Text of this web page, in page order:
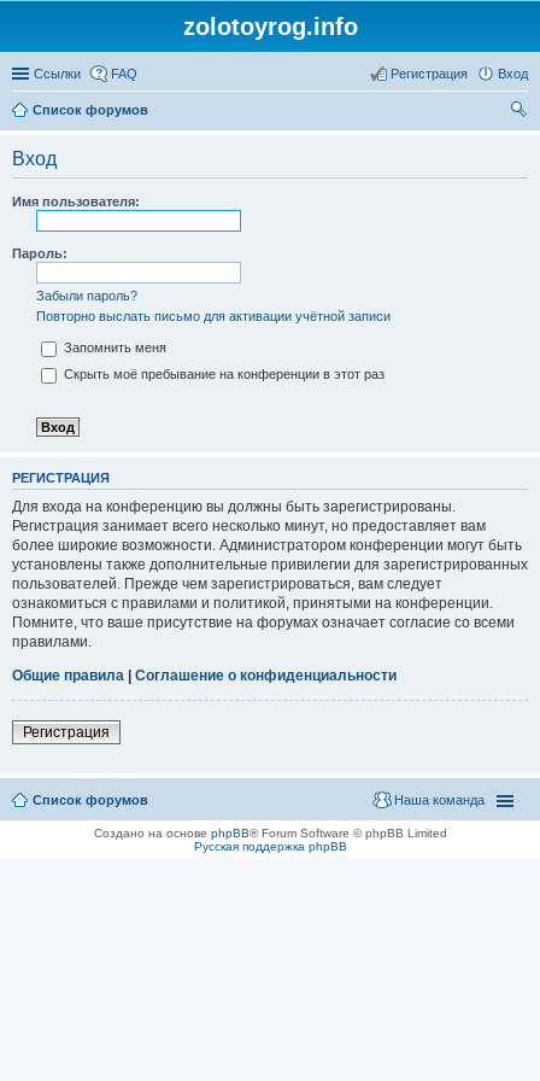
zolotoyrog.info
Ссылки FAQ Вход
Регистрация
Список форумов
Вход
Имя пользователя:
Пароль:
Забыли пароль?
Повторно выслать письмо для активации учётной записи
Запомнить меня
Скрыть моё пребывание на конференции в этот раз
РЕГИСТРАЦИЯ
Для входа на конференцию вы должны быть зарегистрированы.
Регистрация занимает всего несколько минут, но предоставляет вам
более широкие возможности. Администратором конференции могут быть
установлены также дополнительные привилегии для зарегистрированных
пользователей. Прежде чем зарегистрироваться, вам следует
ознакомиться с правилами и политикой, принятыми на конференции.
Помните, что ваше присутствие на форумах означает согласие со всеми
правилами.
Общие правила | Соглашение о конфиденциальности
Регистрация
Список форумов Наша команда
Создано на основе phpBB® Forum Software © phpBB Limited
Русская поддержка phpBB